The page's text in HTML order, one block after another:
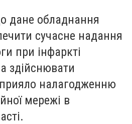
дане обладнання
сучасне надання
при інфаркті
здійснювати
налагодженню
мережі в